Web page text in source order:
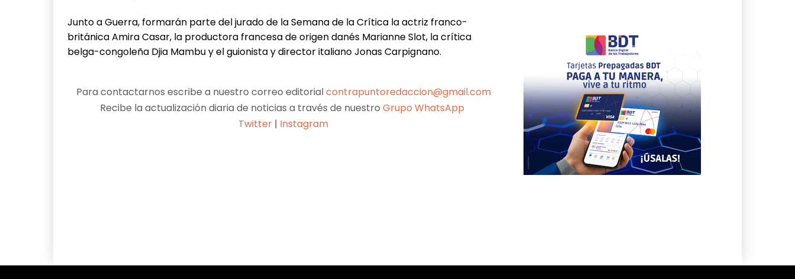
Junto a Guerra, formarán parte del jurado de la Semana de la Crítica la actriz franco-
británica Amira Casar, la productora francesa de origen danés Marianne Slot, la crítica
belga-congoleña Djia Mambu y el guionista y director italiano Jonas Carpignano.
Para contactarnos escribe a nuestro correo editorialcontrapuntoredaccion@gmail.com
Recibe la actualización diaria de noticias a través de nuestroGrupo WhatsApp
Twitter | Instagram